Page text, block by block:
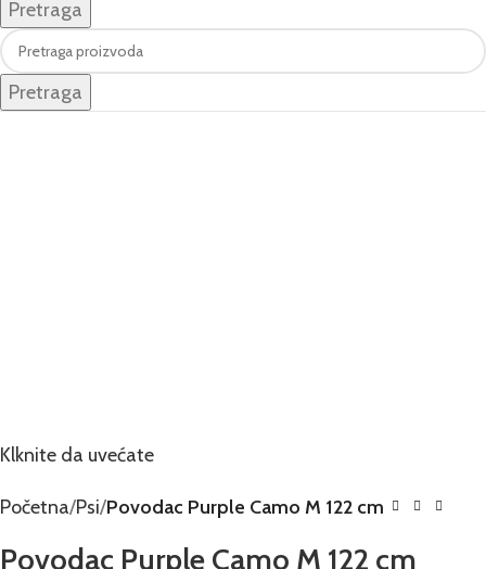
Pretraga
Pretraga
Klknite da uvećate
Početna Psi Povodac Purple Camo M 122 cm
Povodac Purple Camo M 122 cm